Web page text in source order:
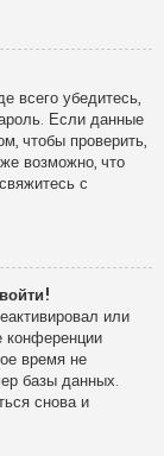
всего убедитесь,
Если данные
чтобы проверить,
возможно, что
с
или
конференции
время не
базы данных.
снова и